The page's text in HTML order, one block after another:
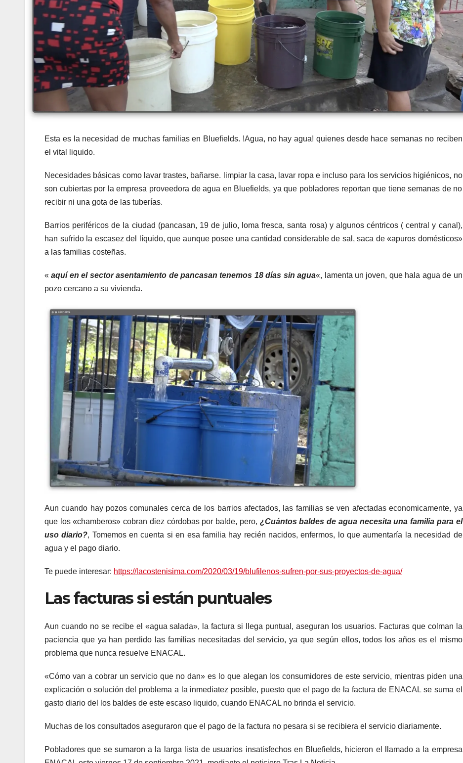
Esta es la necesidad de muchas familias en Bluefields. !Agua, no hay agua! quienes desde hace semanas no reciben
el vital liquido.
Necesidades básicas como lavar trastes, bañarse. limpiar la casa, lavar ropa e incluso para los servicios higiénicos, no
son cubiertas por la empresa proveedora de agua en Bluefields, ya que pobladores reportan que tiene semanas de no
recibir ni una gota de las tuberías.
Barrios periféricos de la ciudad (pancasan, 19 de julio, loma fresca, santa rosa) y algunos céntricos ( central y canal),
han sufrido la escasez del líquido, que aunque posee una cantidad considerable de sal, saca de «apuros domésticos»
a las familias costeñas.
« aquí en el sector asentamiento de pancasan tenemos 18 días sin agua«, lamenta un joven, que hala agua de un
pozo cercano a su vivienda.
Aun cuando hay pozos comunales cerca de los barrios afectados, las familias se ven afectadas economicamente, ya
que los «chamberos» cobran diez córdobas por balde, pero, ¿Cuántos baldes de agua necesita una familia para el
uso diario?, Tomemos en cuenta si en esa familia hay recién nacidos, enfermos, lo que aumentaría la necesidad de
agua y el pago diario.
Te puede interesar: https://lacostenisima.com/2020/03/19/blufilenos-sufren-por-sus-proyectos-de-agua/
Las facturas si están puntuales
Aun cuando no se recibe el «agua salada», la factura si llega puntual, aseguran los usuarios. Facturas que colman la
paciencia que ya han perdido las familias necesitadas del servicio, ya que según ellos, todos los años es el mismo
problema que nunca resuelve ENACAL.
«Cómo van a cobrar un servicio que no dan» es lo que alegan los consumidores de este servicio, mientras piden una
explicación o solución del problema a la inmediatez posible, puesto que el pago de la factura de ENACAL se suma el
gasto diario del los baldes de este escaso liquido, cuando ENACAL no brinda el servicio.
Muchas de los consultados aseguraron que el pago de la factura no pesara si se recibiera el servicio diariamente.
Pobladores que se sumaron a la larga lista de usuarios insatisfechos en Bluefields, hicieron el llamado a la empresa